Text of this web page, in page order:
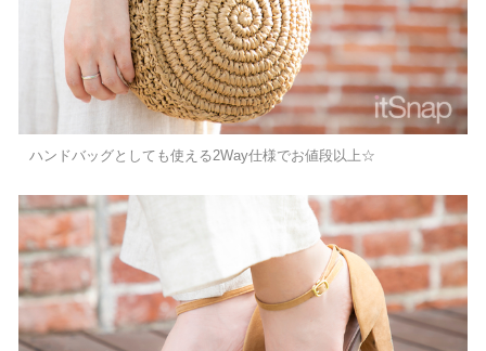
ハンドバッグとしても使える2Way仕様でお値段以上☆